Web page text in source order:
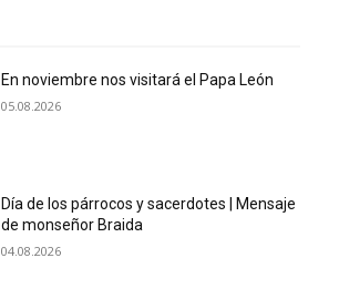
En noviembre nos visitará el Papa León
05.08.2026
Día de los párrocos y sacerdotes | Mensaje
de monseñor Braida
04.08.2026